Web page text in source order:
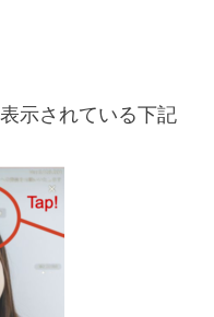
示されている下記